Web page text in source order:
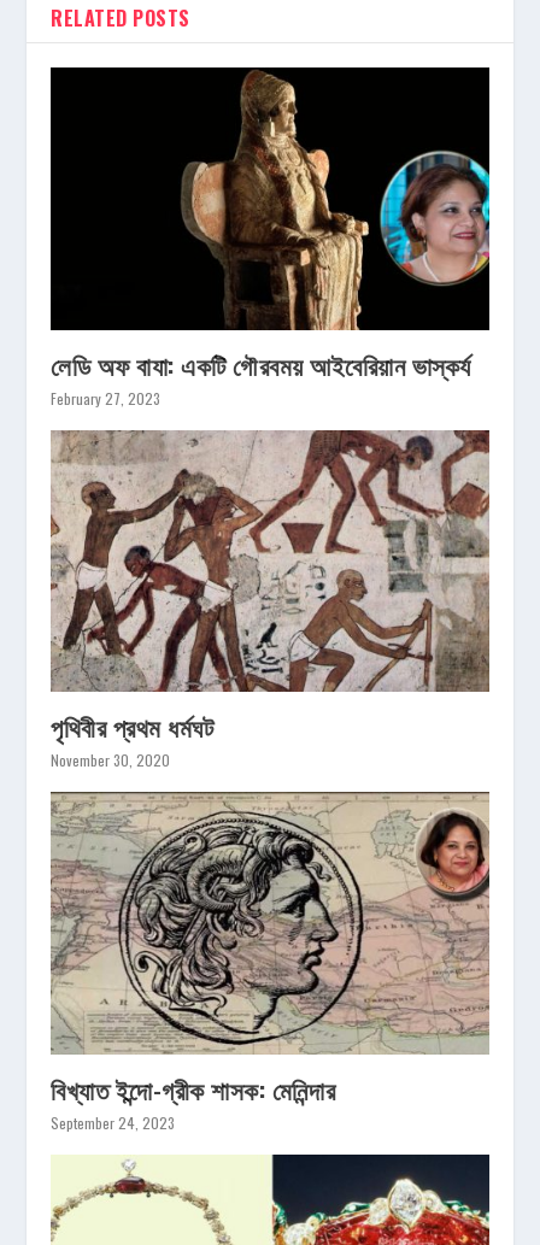
RELATED POSTS
লেডি অফ বাযা: একটি গৌরবময় আইবেরিয়ান ভাস্কর্য
February 27, 2023
পৃথিবীর প্রথম ধর্মঘট
November 30, 2020
বিখ্যাত ইন্দো-গ্রীক শাসক: মেনিন্দার
September 24, 2023